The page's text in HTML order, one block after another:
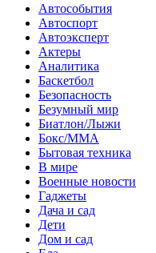
Автособытия
Автоспорт
Автоэксперт
Актеры
Аналитика
Баскетбол
Безопасность
Безумный мир
Биатлон/Лыжи
Бокс/MMA
Бытовая техника
В мире
Военные новости
Гаджеты
Дача и сад
Дети
Дом и сад